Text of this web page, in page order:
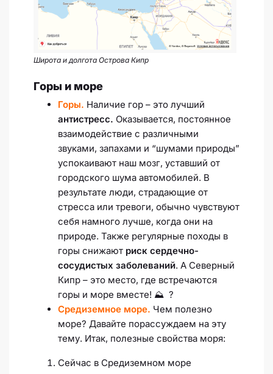
Широта и долгота Острова Кипр
Горы и море
Горы. Наличие гор – это лучший
антистресс. Оказывается, постоянное
взаимодействие с различными
звуками, запахами и “шумами природы”
успокаивают наш мозг, уставший от
городского шума автомобилей. В
результате люди, страдающие от
стресса или тревоги, обычно чувствуют
себя намного лучше, когда они на
природе. Также регулярные походы в
горы снижают риск сердечно-
сосудистых заболеваний. А Северный
Кипр – это место, где встречаются
горы и море вместе! ⛰ ?
Средиземное море. Чем полезно
море? Давайте порассуждаем на эту
тему. Итак, полезные свойства моря:
Сейчас в Средиземном море